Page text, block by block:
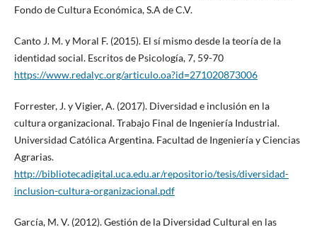
Fondo de Cultura Económica, S.A de C.V.
Canto J. M. y Moral F. (2015). El sí mismo desde la teoría de la
identidad social. Escritos de Psicología, 7, 59-70
https://www.redalyc.org/articulo.oa?id=271020873006
Forrester, J. y Vigier, A. (2017). Diversidad e inclusión en la
cultura organizacional. Trabajo Final de Ingeniería Industrial.
Universidad Católica Argentina. Facultad de Ingeniería y Ciencias
Agrarias.
http://bibliotecadigital.uca.edu.ar/repositorio/tesis/diversidad-
inclusion-cultura-organizacional.pdf
García, M. V. (2012). Gestión de la Diversidad Cultural en las